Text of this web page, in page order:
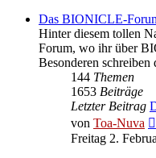
Das BIONICLE-
Hinter diesem tollen
Forum, wo ihr über
Besonderen schreiben
144 Themen
1653 Beiträge
Letzter Beitrag
von Toa-Nuva
Freitag 2.